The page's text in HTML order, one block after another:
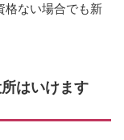
格ない場合でも新
はいけます